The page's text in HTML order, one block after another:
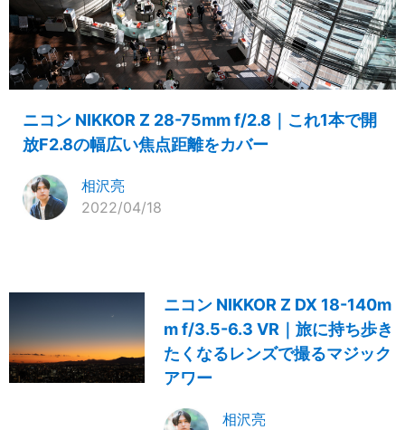
ニコン NIKKOR Z 28-75mm f/2.8｜これ1本で開
放F2.8の幅広い焦点距離をカバー
相沢亮
2022/04/18
ニコン NIKKOR Z DX 18-140m
m f/3.5-6.3 VR｜旅に持ち歩き
たくなるレンズで撮るマジック
アワー
相沢亮